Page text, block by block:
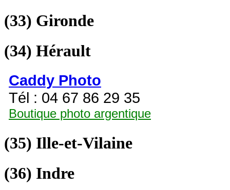
(33) Gironde
(34) Hérault
Caddy Photo
Tél : 04 67 86 29 35
Boutique photo argentique
(35) Ille-et-Vilaine
(36) Indre